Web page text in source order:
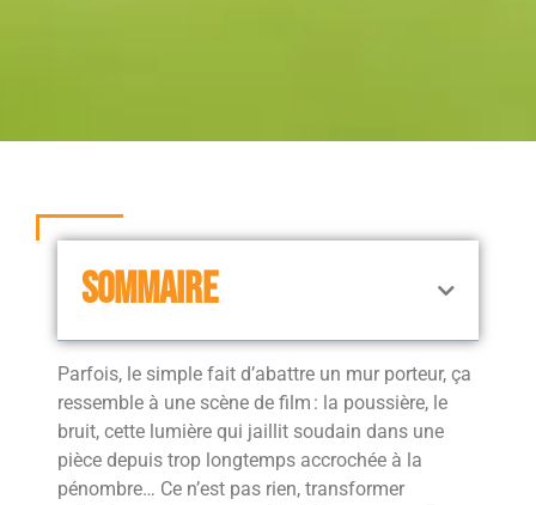
SOMMAIRE
Parfois, le simple fait d’abattre un mur porteur, ça
ressemble à une scène de film : la poussière, le
bruit, cette lumière qui jaillit soudain dans une
pièce depuis trop longtemps accrochée à la
pénombre… Ce n’est pas rien, transformer